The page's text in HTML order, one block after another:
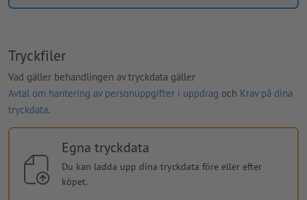
Tryckfiler
Vad gäller behandlingen av tryckdata gäller
Avtal om hantering av personuppgifter i uppdrag och Krav på dina
tryckdata.
Egna tryckdata
Du kan ladda upp dina tryckdata före eller efter
köpet.